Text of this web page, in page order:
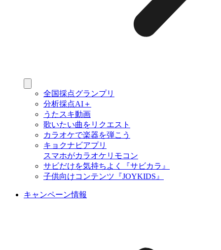
全国採点グランプリ
分析採点AI＋
うたスキ動画
歌いたい曲をリクエスト
カラオケで楽器を弾こう
キョクナビアプリ
スマホがカラオケリモコン
サビだけを気持ちよく『サビカラ』
子供向けコンテンツ『JOYKIDS』
キャンペーン情報